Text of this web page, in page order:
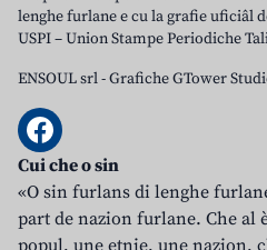
lenghe furlane e cu la grafie uficiâl
USPI – Union Stampe Periodiche
ENSOUL srl-Grafiche GTower
Cui che o sin
«O sin furlans di lenghe
part de nazion furlane. Che al